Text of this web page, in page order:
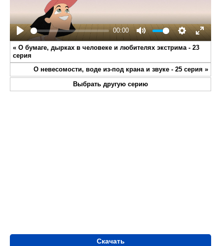
Play
00:00
Mute Settings
Enter
« О бумаге, дырках в человеке и любителях экстрима - 23
серия
О невесомости, воде из-под крана и звуке - 25 серия »
Выбрать другую серию
Скачать